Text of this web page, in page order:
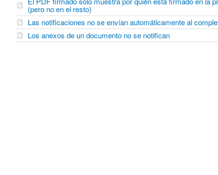
(pero no en el resto)
Las notificaciones no se envían automáticamente al
Los anexos de un documento no se notifican